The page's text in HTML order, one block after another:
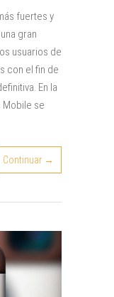
fuertes y
gran
usuarios de
con el fin de
En la
Mobile se
Continuar →